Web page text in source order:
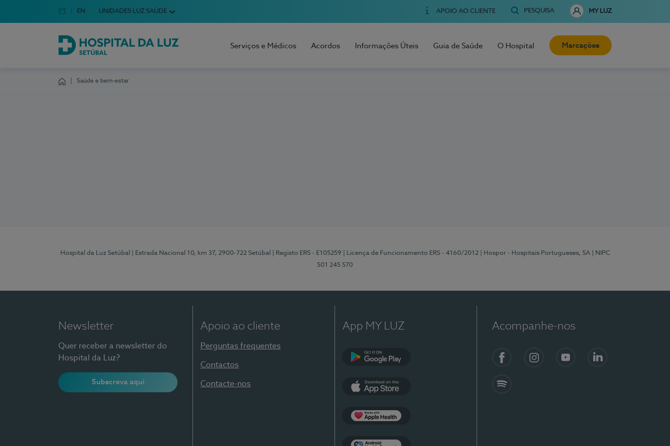
Escolha o seu idioma
Idioma em Português
PT English Language
EN UNIDADES LUZ SAÚDE APOIO AO CLIENTE PESQUISA MY LUZ
Hospital da Luz Setúbal
Serviços e Médicos Acordos Informações Úteis Guia de Saúde O Hospital Marcações
Saúde e bem-estar
Hospital da Luz Setúbal | Estrada Nacional 10, km 37, 2900-722 Setúbal | Registo ERS - E105259 | Licença de Funcionamento ERS - 4160/2012 | Hospor - Hospitais Portugueses, SA
| NIPC
501 245 570
Newsletter
Quer receber a newsletter do
Hospital da Luz?
Subscreva aqui
Apoio ao cliente
Perguntas frequentes
Contactos
Contacte-nos
App MY LUZ Acompanhe-nos